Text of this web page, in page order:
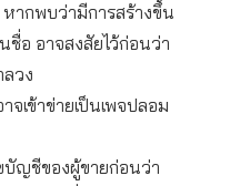
หากพบว่ามีการสร้างขึ้น
ชื่อ อาจสงสัยไว้ก่อนว่า
วง
เข้าข่ายเป็นเพจปลอม
บัญชีของผู้ขายก่อนว่า